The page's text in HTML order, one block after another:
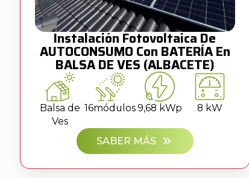
Instalación Fotovoltaica De
AUTOCONSUMO Con BATERÍA En
BALSA DE VES (ALBACETE)
Balsa de
Ves
16módulos9,68 kWp 8 kW
SABER MÁS